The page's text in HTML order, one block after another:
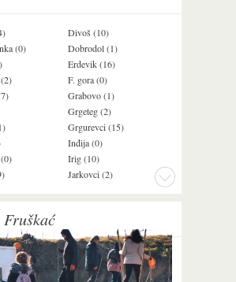
(0)
Divoš (10)
Dobrodol (1)
Erdevik (16)
F. gora (0)
Grabovo (1)
Grgeteg (2)
Grgurevci (15)
Inđija (0)
Irig (10)
Jarkovci (2)